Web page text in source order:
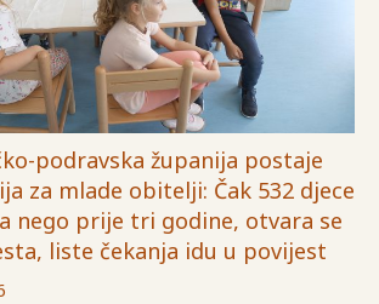
podravska županija postaje
za mlade obitelji: Čak 532 djece
nego prije tri godine, otvara se
liste čekanja idu u povijest